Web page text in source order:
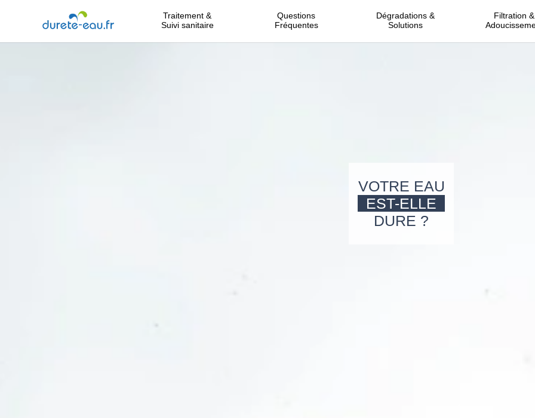
Traitement &
Suivi sanitaire
Questions
Fréquentes
Dégradations &
Solutions
Filtration &
VOTRE EAU
EST-ELLE
DURE ?